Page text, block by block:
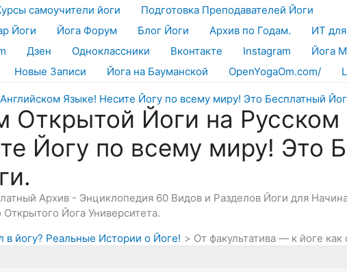
самоучители йоги
Подготовка Преподавателей Йоги
Йоги Йога Форум Блог Йоги Архив по Годам. ИТ
Дзен Одноклассники Вконтакте Instagram Йога
Новые Записи Йога на Бауманской OpenYogaOm.com/
Открытой Йоги на Русском
Йогу по всему миру! Это
Архив - Энциклопедия 60 Видов и Разделов Йоги для
Йога Университета.
йогу? Реальные Истории о Йоге! От факультатива — к йоге